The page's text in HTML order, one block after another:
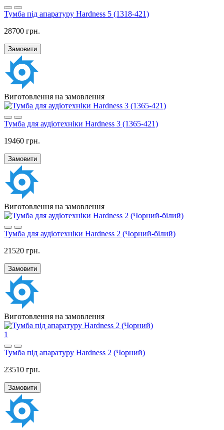
Тумба під апаратуру Hardness 5 (1318-421)
28700 грн.
Замовити
Виготовлення на замовлення
Тумба для аудіотехніки Hardness 3 (1365-421)
19460 грн.
Замовити
Виготовлення на замовлення
Тумба для аудіотехніки Hardness 2 (Чорний-білий)
21520 грн.
Замовити
Виготовлення на замовлення
1
Тумба під апаратуру Hardness 2 (Чорний)
23510 грн.
Замовити